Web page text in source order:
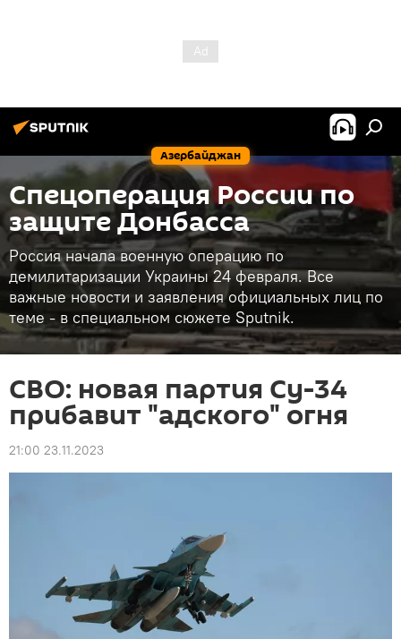
Азербайджан
Спецоперация России по
защите Донбасса
Россия начала военную операцию по
демилитаризации Украины 24 февраля. Все
важные новости и заявления официальных лиц по
теме - в специальном сюжете Sputnik.
СВО: новая партия Су-34
прибавит "адского" огня
21:00 23.11.2023